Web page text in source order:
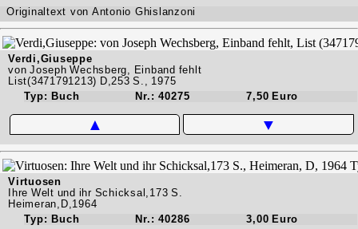
Originaltext von Antonio Ghislanzoni
Verdi,Giuseppe
von Joseph Wechsberg, Einband fehlt
List(3471791213) D,253 S., 1975
Typ: Buch
Nr.: 40275 7,50 Euro
▲ ▼
Virtuosen
Ihre Welt und ihr Schicksal,173 S.
Heimeran,D,1964
Typ: Buch
Nr.: 40286 3,00 Euro